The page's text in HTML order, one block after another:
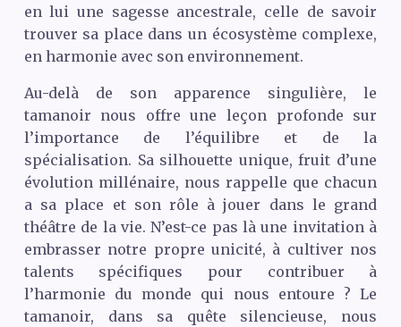
en lui une sagesse ancestrale, celle de savoir
trouver sa place dans un écosystème complexe,
en harmonie avec son environnement.
Au-delà de son apparence singulière, le
tamanoir nous offre une leçon profonde sur
l’importance de l’équilibre et de la
spécialisation. Sa silhouette unique, fruit d’une
évolution millénaire, nous rappelle que chacun
a sa place et son rôle à jouer dans le grand
théâtre de la vie. N’est-ce pas là une invitation à
embrasser notre propre unicité, à cultiver nos
talents spécifiques pour contribuer à
l’harmonie du monde qui nous entoure ? Le
tamanoir, dans sa quête silencieuse, nous